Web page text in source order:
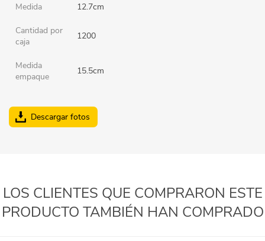
Medida 12.7cm
Cantidad por
caja
1200
Medida
empaque
15.5cm
Descargar fotos
LOS CLIENTES QUE COMPRARON ESTE
PRODUCTO TAMBIÉN HAN COMPRADO